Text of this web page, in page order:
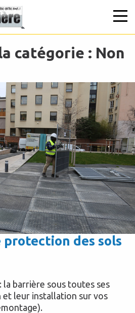
catégorie : Non
protection des sols
barrière sous toutes ses
et leur installation sur vos